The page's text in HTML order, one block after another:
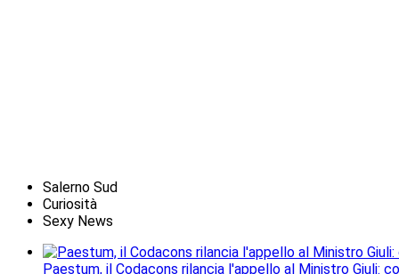
Salerno Sud
Curiosità
Sexy News
Paestum, il Codacons rilancia l'appello al Ministro Giuli: